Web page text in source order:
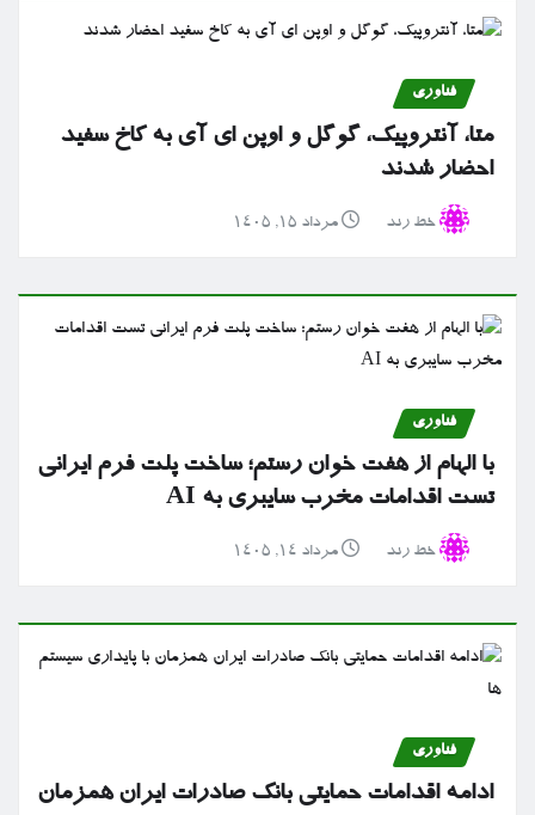
فناوری
متا، آنتروپیک، گوگل و اوپن ای آی به کاخ سفید
احضار شدند
خط رند مرداد ۱۵, ۱۴۰۵
فناوری
با الهام از هفت خوان رستم؛ ساخت پلت فرم ایرانی
تست اقدامات مخرب سایبری به AI
خط رند مرداد ۱۴, ۱۴۰۵
فناوری
ادامه اقدامات حمایتی بانک صادرات ایران همزمان